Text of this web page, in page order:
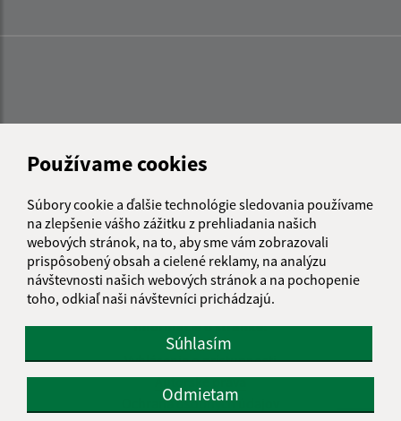
Používame cookies
Súbory cookie a ďalšie technológie sledovania používame
na zlepšenie vášho zážitku z prehliadania našich
webových stránok, na to, aby sme vám zobrazovali
prispôsobený obsah a cielené reklamy, na analýzu
návštevnosti našich webových stránok a na pochopenie
toho, odkiaľ naši návštevníci prichádzajú.
Súhlasím
Odmietam
Informácie o stránke:
Vyhlásenie o prístupnosti
Autorské práva
Ochrana osobných údajov